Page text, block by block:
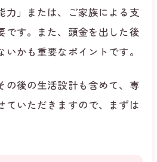
力」または、ご家族による支
です。また、頭金を出した後
かも重要なポイントです。
の後の生活設計も含めて、専
ていただきますので、まずは